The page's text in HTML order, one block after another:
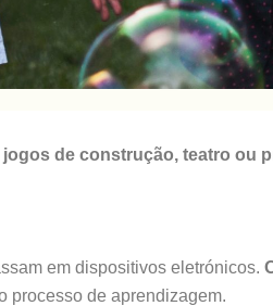
de construção, teatro ou
em dispositivos eletrónicos.
processo de aprendizagem.